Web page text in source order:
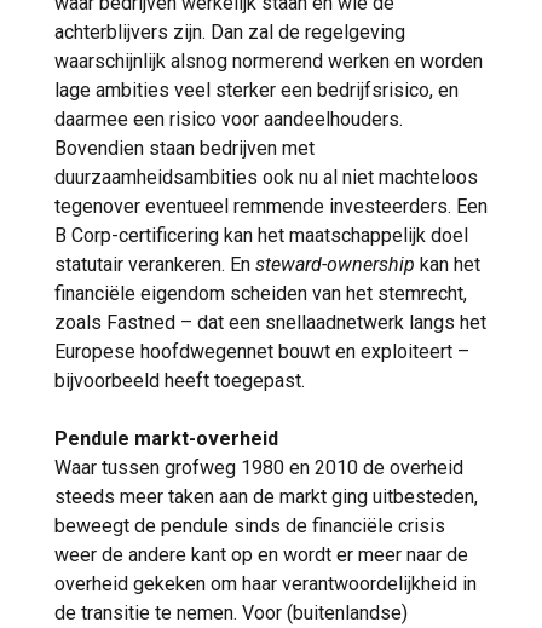
achterblijvers zijn. Dan zal de regelgeving
waarschijnlijk alsnog normerend werken en worden
lage ambities veel sterker een bedrijfsrisico, en
daarmee een risico voor aandeelhouders.
Bovendien staan bedrijven met
duurzaamheidsambities ook nu al niet machteloos
tegenover eventueel remmende investeerders. Een
B Corp-certificering kan het maatschappelijk doel
statutair verankeren. En steward-ownership kan het
financiële eigendom scheiden van het stemrecht,
zoals Fastned – dat een snellaadnetwerk langs het
Europese hoofdwegennet bouwt en exploiteert –
bijvoorbeeld heeft toegepast.
Pendule markt-overheid
Waar tussen grofweg 1980 en 2010 de overheid
steeds meer taken aan de markt ging uitbesteden,
beweegt de pendule sinds de financiële crisis
weer de andere kant op en wordt er meer naar de
overheid gekeken om haar verantwoordelijkheid in
de transitie te nemen. Voor (buitenlandse)